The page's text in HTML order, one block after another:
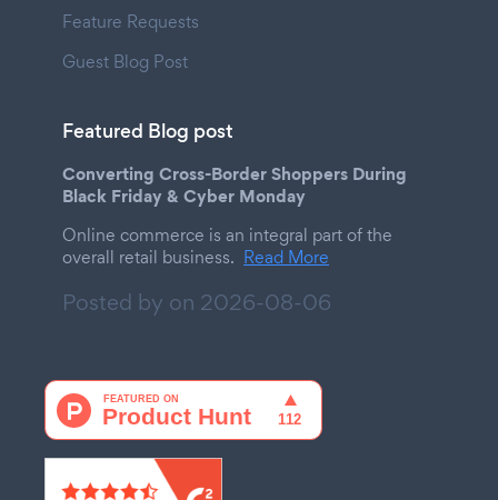
Feature Requests
Guest Blog Post
Featured Blog post
Converting Cross-Border Shoppers During
Black Friday & Cyber Monday
Online commerce is an integral part of the
overall retail business. Read More
Posted by on 2026-08-06